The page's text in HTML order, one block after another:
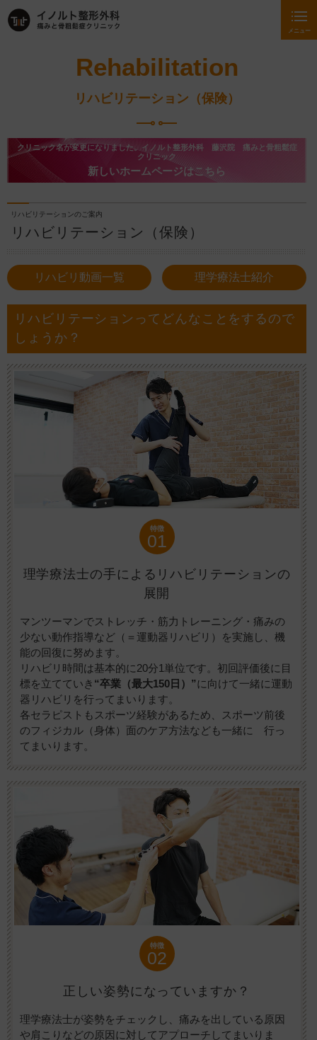
メニュー
Rehabilitation
リハビリテーション（保険）
クリニック名が変更になりました。イノルト整形外科 藤沢院 痛みと骨粗鬆症
クリニック
新しいホームページはこちら
リハビリテーションのご案内
リハビリテーション（保険）
リハビリ動画一覧 理学療法士紹介
リハビリテーションってどんなことをするので
しょうか？
特徴
01
理学療法士の手によるリハビリテーションの
展開
マンツーマンでストレッチ・筋力トレーニング・痛みの
少ない動作指導など（＝運動器リハビリ）を実施し、機
能の回復に努めます。
リハビリ時間は基本的に20分1単位です。初回評価後に目
標を立てていき “卒業（最大150日）”に向けて一緒に運動
器リハビリを行ってまいります。
各セラピストもスポーツ経験があるため、スポーツ前後
のフィジカル（身体）面のケア方法なども一緒に 行っ
てまいります。
特徴
02
正しい姿勢になっていますか？
理学療法士が姿勢をチェックし、痛みを出している原因
や肩こりなどの原因に対してアプローチしてまいりま